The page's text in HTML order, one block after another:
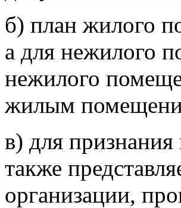
б) план жилого
а для нежилого
нежилого
жилым
в) для
также
организации,